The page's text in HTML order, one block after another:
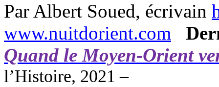
Par Albert Soued, écrivain
www.nuitdorient.com
Quand le Moyen-Orient
l’Histoire, 2021 –